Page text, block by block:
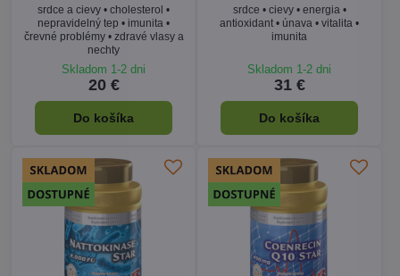
srdce a cievy • cholesterol •
nepravidelný tep • imunita •
črevné problémy • zdravé vlasy a
nechty
Skladom 1-2 dni
20 €
Do košíka
srdce • cievy • energia •
antioxidant • únava • vitalita •
imunita
Skladom 1-2 dni
31 €
Do košíka